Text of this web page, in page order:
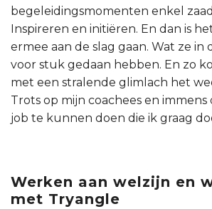
begeleidingsmomenten enkel
Inspireren en initiëren. En dan is
ermee aan de slag gaan. Wat ze
voor stuk gedaan hebben. En zo
met een stralende glimlach het
Trots op mijn coachees en
job te kunnen doen die ik graag
Werken aan welzijn en
met Tryangle